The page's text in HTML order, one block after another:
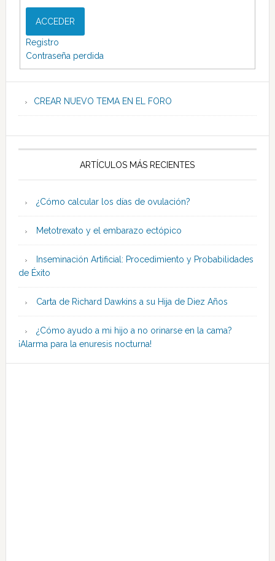
ACCEDER
Registro
Contraseña perdida
CREAR NUEVO TEMA EN EL FORO
ARTÍCULOS MÁS RECIENTES
¿Cómo calcular los días de ovulación?
Metotrexato y el embarazo ectópico
Inseminación Artificial: Procedimiento y Probabilidades
de Éxito
Carta de Richard Dawkins a su Hija de Diez Años
¿Cómo ayudo a mi hijo a no orinarse en la cama?
¡Alarma para la enuresis nocturna!